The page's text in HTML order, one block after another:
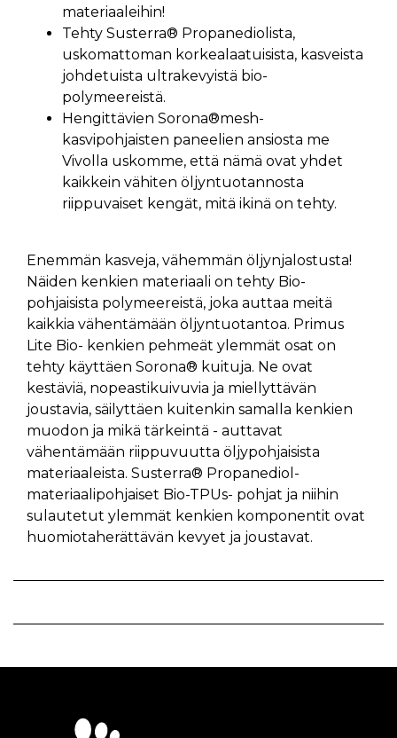
materiaaleihin!
Tehty Susterra® Propanediolista,
uskomattoman korkealaatuisista, kasveista
johdetuista ultrakevyistä bio-
polymeereistä.
Hengittävien Sorona®mesh-
kasvipohjaisten paneelien ansiosta me
Vivolla uskomme, että nämä ovat yhdet
kaikkein vähiten öljyntuotannosta
riippuvaiset kengät, mitä ikinä on tehty.
Enemmän kasveja, vähemmän öljynjalostusta!
Näiden kenkien materiaali on tehty Bio-
pohjaisista polymeereistä, joka auttaa meitä
kaikkia vähentämään öljyntuotantoa. Primus
Lite Bio- kenkien pehmeät ylemmät osat on
tehty käyttäen Sorona® kuituja. Ne ovat
kestäviä, nopeastikuivuvia ja miellyttävän
joustavia, säilyttäen kuitenkin samalla kenkien
muodon ja mikä tärkeintä - auttavat
vähentämään riippuvuutta öljypohjaisista
materiaaleista. Susterra® Propanediol-
materiaalipohjaiset Bio-TPUs- pohjat ja niihin
sulautetut ylemmät kenkien komponentit ovat
huomiotaherättävän kevyet ja joustavat.